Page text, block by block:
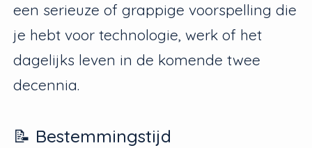
een serieuze of grappige voorspelling die
je hebt voor technologie, werk of het
dagelijks leven in de komende twee
decennia.
📝 Bestemmingstijd